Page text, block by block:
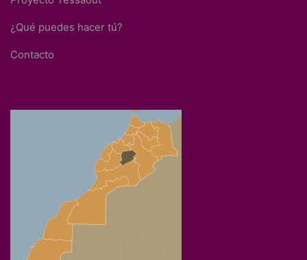
¿Qué puedes hacer tú?
Contacto